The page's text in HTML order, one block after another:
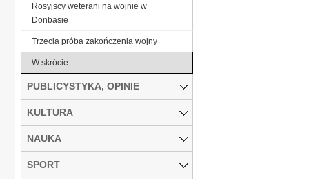
Rosyjscy weterani na wojnie w
Donbasie
Trzecia próba zakończenia wojny
W skrócie
PUBLICYSTYKA, OPINIE
KULTURA
NAUKA
SPORT